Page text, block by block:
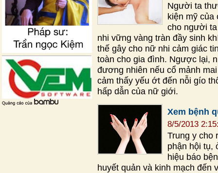
Người ta
kiện mỹ của
cho người
nhi vững vàng tràn đầy sinh
thế gây cho nữ nhi cảm giác
toàn cho gia đình. Ngược lại,
đương nhiên nếu cổ mảnh
cảm thấy yếu ớt đến nỗi gío
hấp dẫn của nữ giới.
Xem bệnh
8/5/2013
Trung y cho
phận hội tụ,
hiệu báo
huyết quản và kinh mạch đến